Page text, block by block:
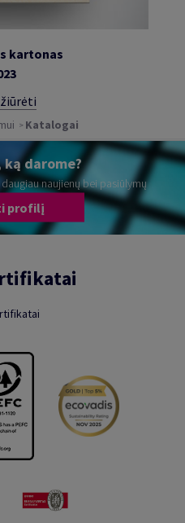
kartonas
Katalogai
darome?
naujienų bei pasiūlymų
profilį